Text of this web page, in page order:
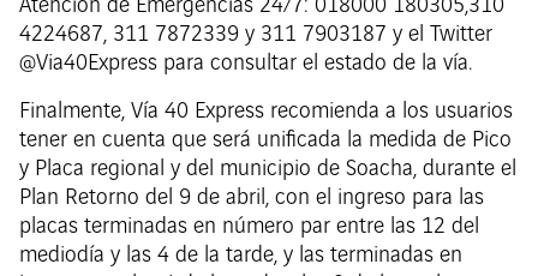
Atención de Emergencias 24/7: 018000 180305,310
4224687, 311 7872339 y 311 7903187 y el Twitter
@Via40Express para consultar el estado de la vía.
Finalmente, Vía 40 Express recomienda a los usuarios
tener en cuenta que será unificada la medida de Pico
y Placa regional y del municipio de Soacha, durante el
Plan Retorno del 9 de abril, con el ingreso para las
placas terminadas en número par entre las 12 del
mediodía y las 4 de la tarde, y las terminadas en